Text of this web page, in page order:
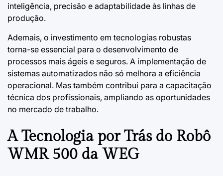
inteligência, precisão e adaptabilidade às linhas de
produção.
Ademais, o investimento em tecnologias robustas
torna-se essencial para o desenvolvimento de
processos mais ágeis e seguros. A implementação de
sistemas automatizados não só melhora a eficiência
operacional. Mas também contribui para a capacitação
técnica dos profissionais, ampliando as oportunidades
no mercado de trabalho.
A Tecnologia por Trás do Robô
WMR 500 da WEG